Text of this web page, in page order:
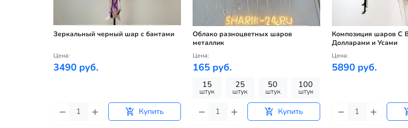
Зеркальный черный шар с бантами
Цена:
3490 руб.
Купить
Облако разноцветных шаров
металлик
Цена:
165 руб.
15
штук
25
штук
50
штук
100
штук
Купить
Композиция шаров С
Долларами и Усами
Цена:
5890 руб.